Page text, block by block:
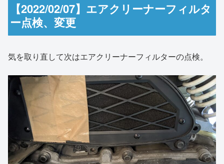
【2022/02/07】エアクリーナーフィルタ
ー点検、変更
気を取り直して次はエアクリーナーフィルターの点検。